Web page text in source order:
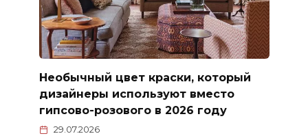
Необычный цвет краски, который
дизайнеры используют вместо
гипсово-розового в 2026 году
29.07.2026